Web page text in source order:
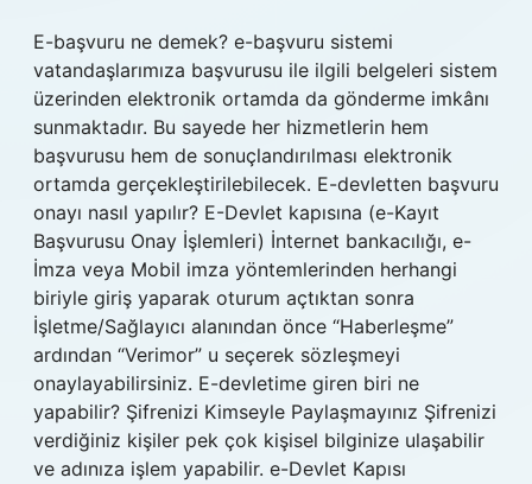
E-başvuru ne demek? e-başvuru sistemi
vatandaşlarımıza başvurusu ile ilgili belgeleri sistem
üzerinden elektronik ortamda da gönderme imkânı
sunmaktadır. Bu sayede her hizmetlerin hem
başvurusu hem de sonuçlandırılması elektronik
ortamda gerçekleştirilebilecek. E-devletten başvuru
onayı nasıl yapılır? E-Devlet kapısına (e-Kayıt
Başvurusu Onay İşlemleri) İnternet bankacılığı, e-
İmza veya Mobil imza yöntemlerinden herhangi
biriyle giriş yaparak oturum açtıktan sonra
İşletme/Sağlayıcı alanından önce “Haberleşme”
ardından “Verimor” u seçerek sözleşmeyi
onaylayabilirsiniz. E-devletime giren biri ne
yapabilir? Şifrenizi Kimseyle Paylaşmayınız Şifrenizi
verdiğiniz kişiler pek çok kişisel bilginize ulaşabilir
ve adınıza işlem yapabilir. e-Devlet Kapısı